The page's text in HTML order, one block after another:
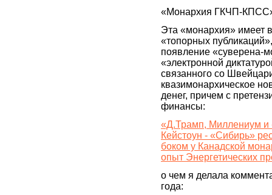
«Монархия ГКЧП-КПСС»
Эта «монархия» имеет
«топорных
появление «суверена-
«электронной
связанного со
квазимонархическое
денег, причем с
финансы:
«Д.Трамп, Миллениум и
Кейстоун - «Сибирь»
боком у Канадской
опыт Энергетических
о чем я делала
года: